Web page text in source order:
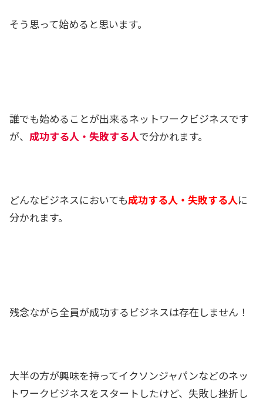
そう思って始めると思います。
誰でも始めることが出来るネットワークビジネスです
が、 成功する人・失敗する人で分かれます。
どんなビジネスにおいても成功する人・失敗する人に
分かれます。
残念ながら全員が成功するビジネスは存在しません！
大半の方が興味を持ってイクソンジャパンなどのネッ
トワークビジネスをスタートしたけど、失敗し挫折し